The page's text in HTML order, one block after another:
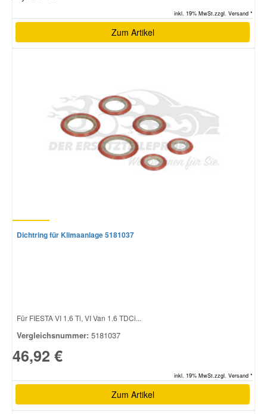
inkl. 19% MwSt.zzgl. Versand *
Zum Artikel
Dichtring für Klimaanlage 5181037
Für FIESTA VI 1.6 Ti, VI Van 1.6 TDCi...
Vergleichsnummer: 5181037
46,92 €
inkl. 19% MwSt.zzgl. Versand *
Zum Artikel